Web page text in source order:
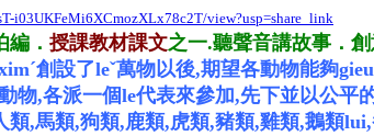
i03UKFeMi6XCmozXLx78c2T/view?usp=share_link
編． 授課教材課文之一.聽聲音講故事．
創設了leˇ萬物以後,期望各動物能夠
物,各派一個le代表來參加,先下並以公平
,馬類,狗類,鹿類,虎類,豬類,雞類,鵝類lui,